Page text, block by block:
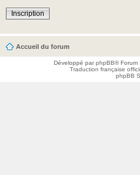
Inscription
Accueil du forum
Développé parphpBB® Forum
Traduction française
phpBB